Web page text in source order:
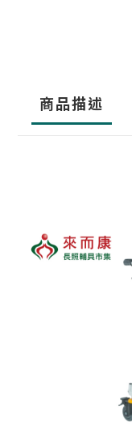
商品描述